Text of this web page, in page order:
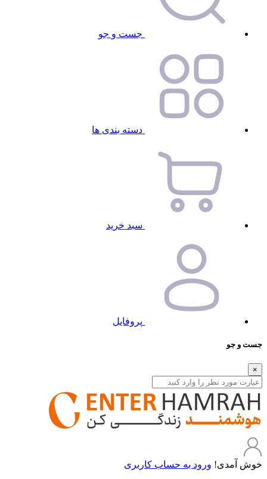
جست و جو
دسته بندی ها
سبد خرید
پروفایل
جست و جو
×
خوش آمدی! ورود به حساب کاربری